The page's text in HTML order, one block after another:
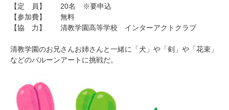
【定 員】 20名 ※要申込
【参加費】 無料
【協 力】 清教学園高等学校 インターアクトクラブ
清教学園のお兄さんお姉さんと一緒に「犬」や「剣」や「花束」
などのバルーンアートに挑戦だ。